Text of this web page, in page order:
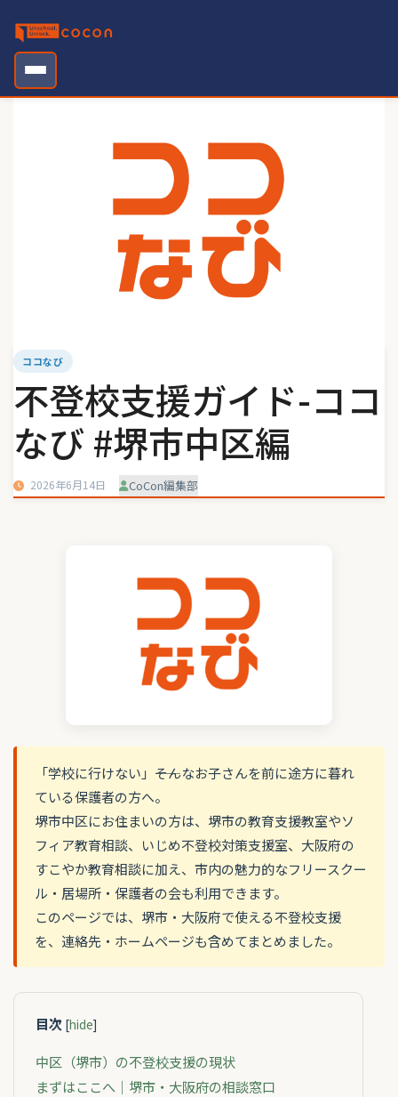
content
ココなび
不登校支援ガイド-ココ
なび #堺市中区編
2026年6月14日 CoCon編集部
「学校に行けない」――そんなお子さんを前に途方に暮れ
ている保護者の方へ。
堺市中区にお住まいの方は、堺市の教育支援教室やソ
フィア教育相談、いじめ不登校対策支援室、大阪府の
すこやか教育相談に加え、市内の魅力的なフリースクー
ル・居場所・保護者の会も利用できます。
このページでは、堺市・大阪府で使える不登校支援
を、連絡先・ホームページも含めてまとめました。
目次 [hide]
中区（堺市）の不登校支援の現状
まずはここへ｜堺市・大阪府の相談窓口